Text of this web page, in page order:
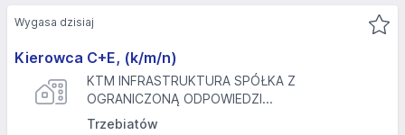
Kierowca C+E, (k/m/n)
KTM INFRASTRUKTURA SPÓŁKA Z
OGRANICZONĄ ODPOWIEDZI...
Trzebiatów
Wygasa dzisiaj